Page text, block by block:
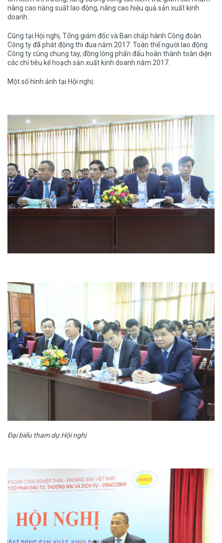
nâng cao năng suất lao động, nâng cao hiệu quả sản xuất kinh
doanh.
Cũng tại Hội nghị, Tổng giám đốc và Ban chấp hành Công đoàn
Công ty đã phát động thi đua năm 2017. Toàn thể người lao động
Công ty cùng chung tay, đồng lòng phấn đấu hoàn thành toàn diện
các chỉ tiêu kế hoạch sản xuất kinh doanh năm 2017.
Một số hình ảnh tại Hội nghị:
Đại biểu tham dự Hội nghị